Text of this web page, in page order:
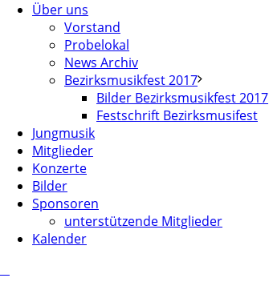
Über uns
Vorstand
Probelokal
News Archiv
Bezirksmusikfest 2017
Bilder Bezirksmusikfest 2017
Festschrift Bezirksmusifest
Jungmusik
Mitglieder
Konzerte
Bilder
Sponsoren
unterstützende Mitglieder
Kalender